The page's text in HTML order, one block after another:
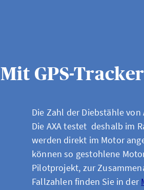
Mit GPS-
Die Zahl der Diebstähle
Die AXA testet deshalb im
werden direkt im Motor
können so gestohlene
Pilotprojekt, zur
Fallzahlen finden Sie in der